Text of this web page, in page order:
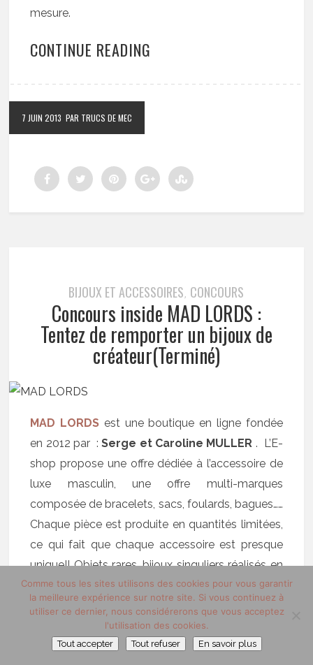
mesure.
CONTINUE READING
7 JUIN 2013 PAR TRUCS DE MEC
BIJOUX ET ACCESSOIRES, CONCOURS
Concours inside MAD LORDS :
Tentez de remporter un bijoux de
créateur(Terminé)
MAD LORDS est une boutique en ligne fondée
en 2012 par :Serge et Caroline MULLER . L’E-
shop propose une offre dédiée à l’accessoire de
luxe masculin, une offre multi-marques
composée de bracelets, sacs, foulards, bagues……
Chaque pièce est produite en quantités limitées,
ce qui fait que chaque accessoire est presque
unique!! Objets rares, bijoux singuliers réalisés en
matières nobles et créateurs de renom
:Bienvenue chezMAD LORDS!
Comme tous les sites utilisons des cookies pour vous garantir
la meilleure expérience sur notre site. Si vous continuez à
utiliser ce dernier, nous considérerons que vous acceptez
l'utilisation des cookies.
Tout accepter Tout refuser En savoir plus